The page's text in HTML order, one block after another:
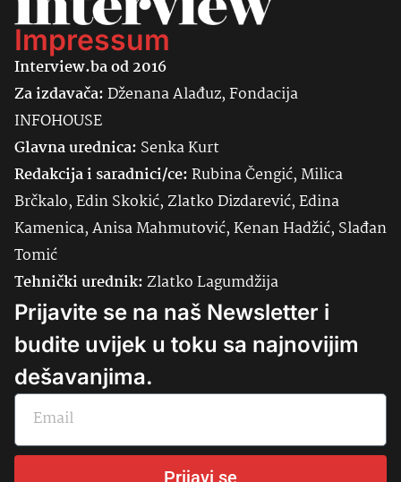
Impressum
Interview.ba od 2016
Za izdavača:Dženana Alađuz, Fondacija
INFOHOUSE
Glavna urednica: SenkaKurt
Redakcija i saradnici/ce:Rubina Čengić, Milica
Brčkalo, Edin Skokić, Zlatko Dizdarević, Edina
Kamenica, Anisa Mahmutović, Kenan Hadžić, Slađan
Tomić
Tehnički urednik:Zlatko Lagumdžija
Prijavite se na naš Newsletter i
budite uvijek u toku sa najnovijim
dešavanjima.
Prijavi se